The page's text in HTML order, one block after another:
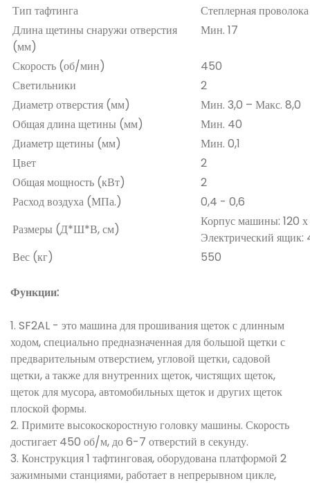
Тип тафтинга
Степлерная проволока
Длина щетины снаружи отверстия
(мм)
Мин. 17
Скорость (об/мин)
450
Светильники
2
Диаметр отверстия (мм)
Мин. 3,0 – Макс. 8,0
Общая длина щетины (мм)
Мин. 40
Диаметр щетины (мм)
Мин. 0,1
Цвет
2
Общая мощность (кВт)
2
Расход воздуха (МПа.)
0,4 - 0,6
Размеры (Д*Ш*В, см)
Корпус машины: 120
Электрический ящик:
Вес (кг)
550
Функции:
1. SF2AL - это машина для прошивания щеток с длинным
ходом, специально предназначенная для большой щетки с
предварительным отверстием, угловой щетки, садовой
щетки, а также для внутренних щеток, чистящих щеток,
щеток для мусора, автомобильных щеток и других щеток
плоской формы.
2. Примите высокоскоростную головку машины. Скорость
достигает 450 об/м, до 6-7 отверстий в секунду.
3. Конструкция 1 тафтинговая, оборудована платформой 2
зажимными станциями, работает в непрерывном цикле,